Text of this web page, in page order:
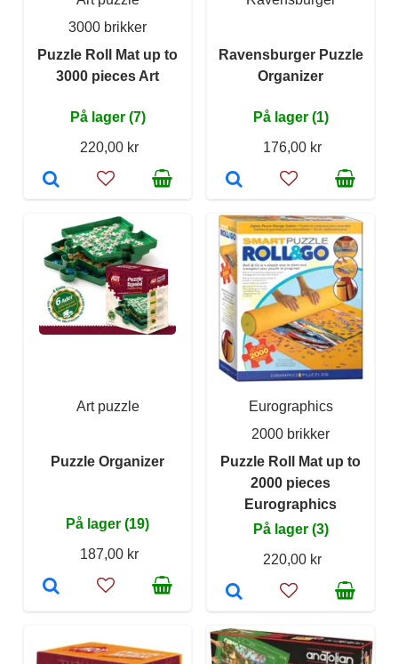
3000 brikker
Puzzle Roll Mat up to
3000 pieces Art
På lager (7)
220,00 kr
Ravensburger Puzzle
Organizer
På lager (1)
176,00 kr
Art puzzle
Puzzle Organizer
På lager (19)
187,00 kr
Eurographics
2000 brikker
Puzzle Roll Mat up to
2000 pieces
Eurographics
På lager (3)
220,00 kr